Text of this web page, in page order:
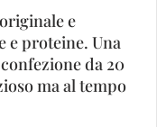
e
e proteine. Una
da 20
ma al tempo